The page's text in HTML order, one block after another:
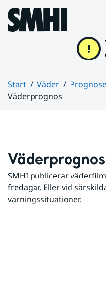
Hoppa till sidans innehåll
Start Väder
Väderprognos
Väderprognos
SMHI publicerar
fredagar. Eller vid
varningssituationer.